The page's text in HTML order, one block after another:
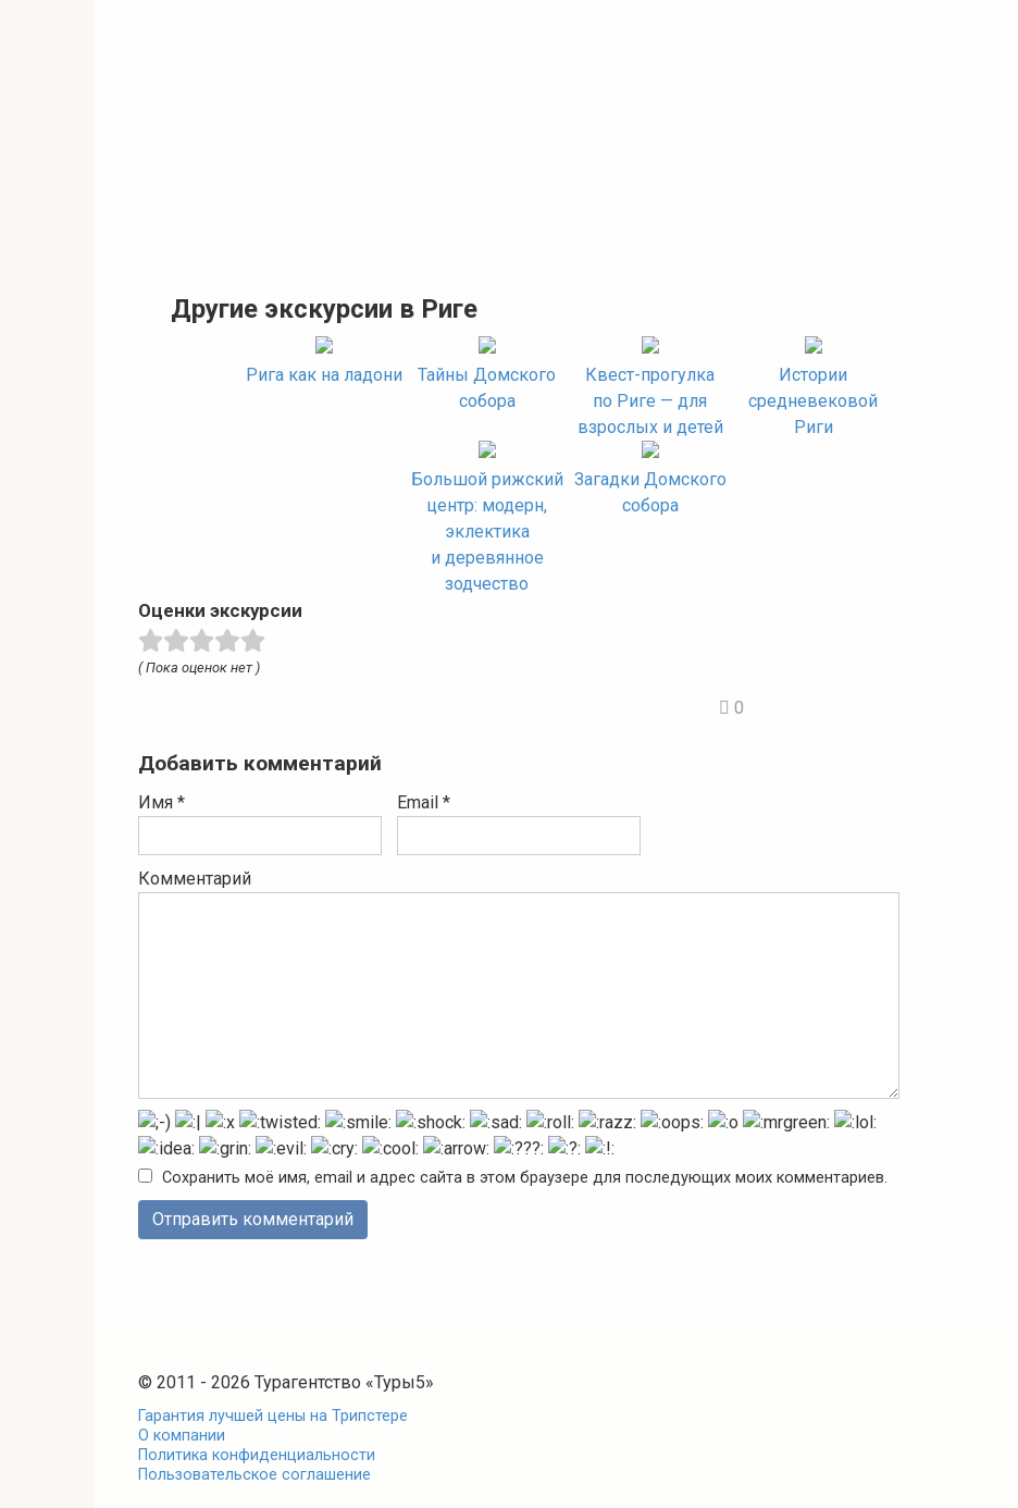
Другие экскурсии в Риге
Рига как на ладони
Тайны Домского
собора
Квест-прогулка
по Риге — для
взрослых и детей
Истории
средневековой
Риги
Большой рижский
центр: модерн,
эклектика
и деревянное
зодчество
Загадки Домского
собора
Оценки экскурсии
( Пока оценок нет )
0
Добавить комментарий
Имя * Email *
Комментарий
Сохранить моё имя, email и адрес сайта в этом браузере для последующих моих комментариев.
© 2011 - 2026 Турагентство «Туры5»
Гарантия лучшей цены на Трипстере
О компании
Политика конфиденциальности
Пользовательское соглашение